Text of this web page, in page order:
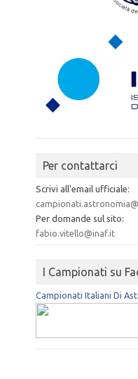
Per contattarci
Scrivi all'email ufficiale:
Per domande sul sito:
fabio.vitello@inaf.it
I Campionati su
Campionati Italiani Di